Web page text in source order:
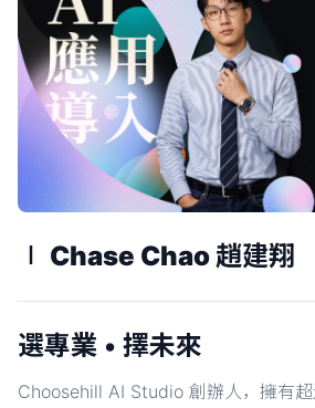
∣ Chase Chao 趙建翔
選專業 • 擇未來
Choosehill AI Studio 創辦人，擁有